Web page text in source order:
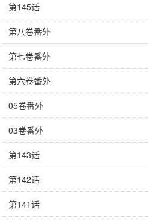
第145话
第八卷番外
第七卷番外
第六卷番外
05卷番外
03卷番外
第143话
第142话
第141话